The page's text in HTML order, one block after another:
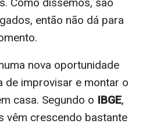
então não dá para
nova oportunidade
de improvisar e montar o
casa. Segundo o IBGE,
vêm crescendo bastante